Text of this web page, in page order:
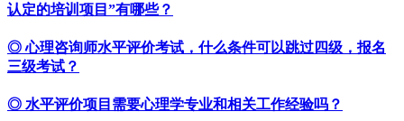
认定的培训项目”有哪些？
◎ 心理咨询师水平评价考试，什么条件可以跳过四级，报名
三级考试？
◎ 水平评价项目需要心理学专业和相关工作经验吗？